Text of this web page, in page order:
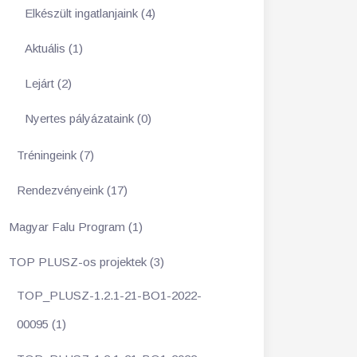
Elkészült ingatlanjaink (4)
Aktuális (1)
Lejárt (2)
Nyertes pályázataink (0)
Tréningeink (7)
Rendezvényeink (17)
Magyar Falu Program (1)
TOP PLUSZ-os projektek (3)
TOP_PLUSZ-1.2.1-21-BO1-2022-
00095 (1)